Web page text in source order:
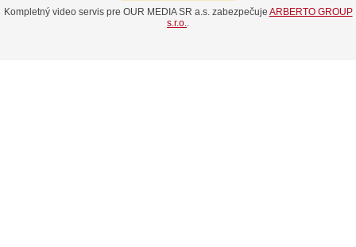
Kompletný video servis pre OUR MEDIA SR a.s. zabezpečuje ARBERTO GROUP
s.r.o.